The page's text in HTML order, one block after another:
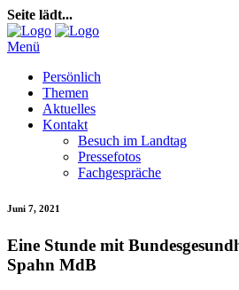
Seite lädt...
Menü
Persönlich
Themen
Aktuelles
Kontakt
Besuch im Landtag
Pressefotos
Fachgespräche
Juni 7, 2021
Eine Stunde mit
Spahn MdB